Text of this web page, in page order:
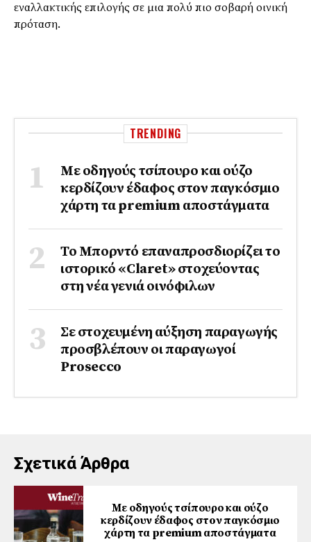
εναλλακτικής επιλογής σε μια πολύ πιο σοβαρή οινική
πρόταση.
TRENDING
Με οδηγούς τσίπουρο και ούζο
κερδίζουν έδαφος στoν παγκόσμιο
χάρτη τα premium αποστάγματα
Το Μπορντό επαναπροσδιορίζει το
ιστορικό «Claret» στοχεύοντας
στη νέα γενιά οινόφιλων
Σε στοχευμένη αύξηση παραγωγής
προσβλέπουν οι παραγωγοί
Prosecco
Σχετικά Άρθρα
Με οδηγούς τσίπουρο και ούζο
κερδίζουν έδαφος στoν παγκόσμιο
χάρτη τα premium αποστάγματα